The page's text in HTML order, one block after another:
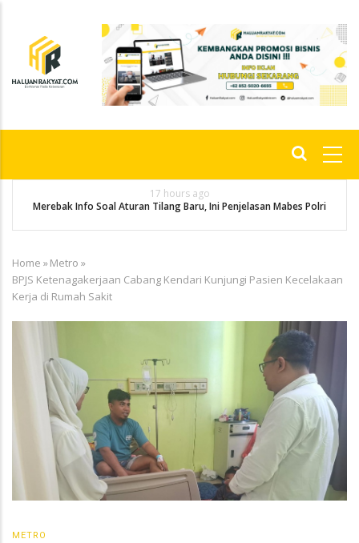
content
17 hours ago
Merebak Info Soal Aturan Tilang Baru, Ini Penjelasan Mabes Polri
Breadcrumb
Home »Metro »
BPJS Ketenagakerjaan Cabang Kendari Kunjungi Pasien Kecelakaan
Kerja di Rumah Sakit
METRO